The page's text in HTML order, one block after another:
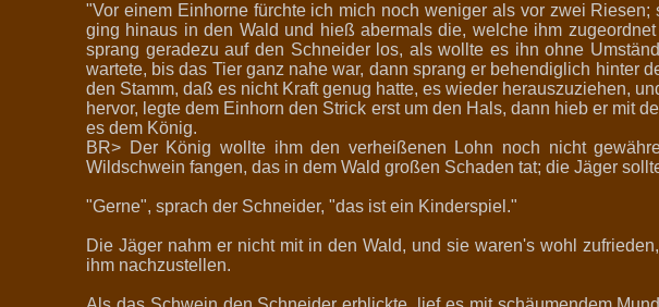
"Vor einem Einhorne fürchte ich mich noch weniger als vor zwei
ging hinaus in den Wald und hieß abermals die, welche ihm
sprang geradezu auf den Schneider los, als wollte es ihn ohne
wartete, bis das Tier ganz nahe war, dann sprang er behendiglich hinter
den Stamm, daß es nicht Kraft genug hatte, es wieder herauszuziehen,
hervor, legte dem Einhorn den Strick erst um den Hals, dann hieb er mit
es dem König.
BR> Der König wollte ihm den verheißenen Lohn noch nicht
Wildschwein fangen, das in dem Wald großen Schaden tat; die Jäger
"Gerne", sprach der Schneider, "das ist ein Kinderspiel."
Die Jäger nahm er nicht mit in den Wald, und sie waren's wohl
ihm nachzustellen.